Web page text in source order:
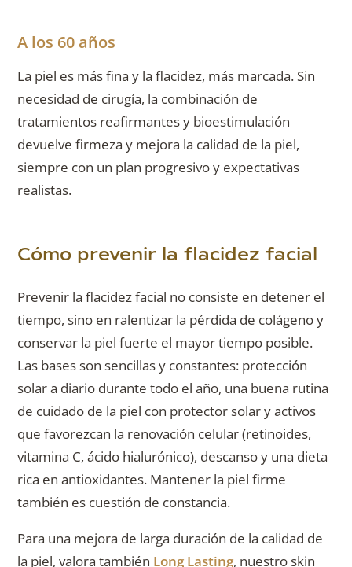
A los 60 años
La piel es más fina y la flacidez, más marcada. Sin
necesidad de cirugía, la combinación de
tratamientos reafirmantes y bioestimulación
devuelve firmeza y mejora la calidad de la piel,
siempre con un plan progresivo y expectativas
realistas.
Cómo prevenir la flacidez facial
Prevenir la flacidez facial no consiste en detener el
tiempo, sino en ralentizar la pérdida de colágeno y
conservar la piel fuerte el mayor tiempo posible.
Las bases son sencillas y constantes: protección
solar a diario durante todo el año, una buena rutina
de cuidado de la piel con protector solar y activos
que favorezcan la renovación celular (retinoides,
vitamina C, ácido hialurónico), descanso y una dieta
rica en antioxidantes. Mantener la piel firme
también es cuestión de constancia.
Para una mejora de larga duración de la calidad de
la piel, valora también Long Lasting, nuestro skin